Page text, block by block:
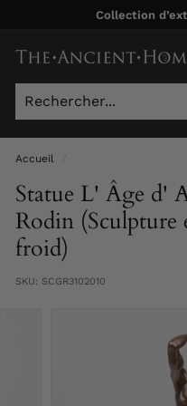
contenu
Collection
T
h
e
A
n
c
i
e
n
t
Accueil
Statue L' Âge d'
Rodin (Sculpture
froid)
SKU: SCGR3102010